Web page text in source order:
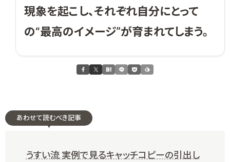
現象を起こし、それぞれ自分にとって
の“最高のイメージ”が育まれてしまう。
あわせて読むべき記事
うすい流 実例で見るキャッチコピーの引出し